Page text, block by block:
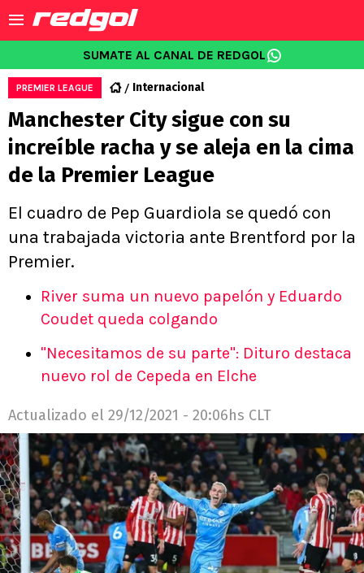
SUMATE AL CANAL DE REDGOL
PREMIER LEAGUE Internacional
Manchester City sigue con su
increíble racha y se aleja en la cima
de la Premier League
El cuadro de Pep Guardiola se quedó con
una trabajada victoria ante Brentford por la
Premier.
River suma un nuevo papelón y Eduardo
Coudet queda colgando
"Necesitamos de su parte": Dituro destaca
nuevo rol de Cepeda en Elche
Actualizado el 29/12/2021 - 20:06hs CLT